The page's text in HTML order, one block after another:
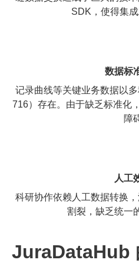
SDK，使得集成
数据标
记录曲线等关键业务数据以
716）存在。由于缺乏标准化
障
人工
科研协作依赖人工数据转换
割裂，缺乏统一
JuraDataHub